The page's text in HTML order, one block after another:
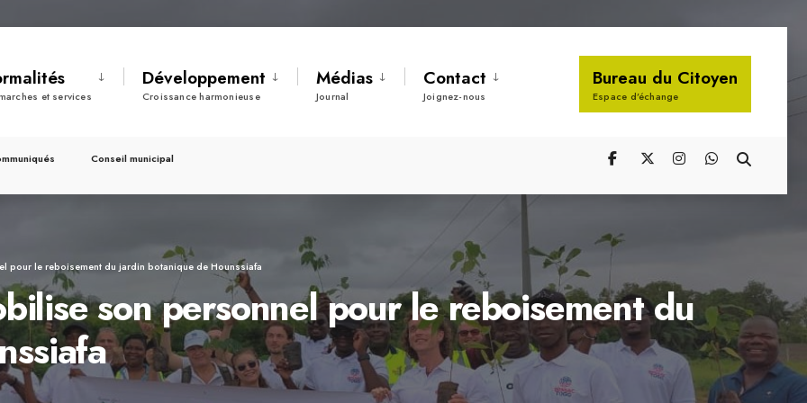
et services
Développement
Croissance harmonieuse
Médias
Journal
Contact
Joignez-nous
Bureau du Citoyen
Espace d’échange
Conseil municipal
pour le reboisement du jardin botanique de Hounssiafa
son personnel pour le reboisement du